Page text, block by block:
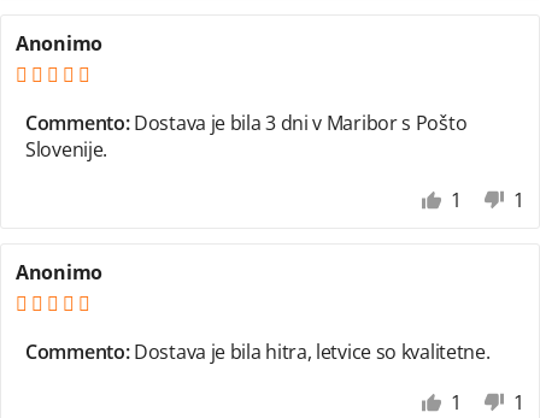
Anonimo
Commento:Dostava je bila 3 dni v Maribor s Pošto
Slovenije.
1
1
Anonimo
Commento:Dostava je bila hitra, letvice so kvalitetne.
1
1